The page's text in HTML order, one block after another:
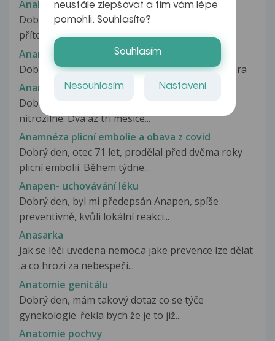
Analýzu
Dobrý den, chtěl bych se zeptat co to je? S
přítelkyní jsem už skoro rok a s...
Anamnéza bývá klíčová
Dobrý den, moc mě bolí nohy. Pomůžete mi? Bára
Anamnéza nitrožilního užívání drog
Dobry den, brala sem pervitin 5 let z toho rok
nitrozilne. Dva az tri mesice...
Anamnéza plicní embolie a obava z covid
Dobrý den, otec 71 let, prodělal před dvěma roky
plicní embolii. Během týdne...
Anapen- uchovávání léku
Dobrý den, byl mi předepsán Anapen, spíše
preventivně, kvůli lokální reakci...
Anasarka
Jak se léči uvedena nemoc.a jake prevence lze dělat
.a co hrozi za nebespeči...
Anatomie genitálu
Dobrý den, mám takový dotaz co se týče
gynekologie. řekla bych že je to již...
Anatomie pochvy
neustále zlepšovat a tím vám lépe
pomohli. Souhlasíte?
Souhlasím
Nesouhlasím Nastavení